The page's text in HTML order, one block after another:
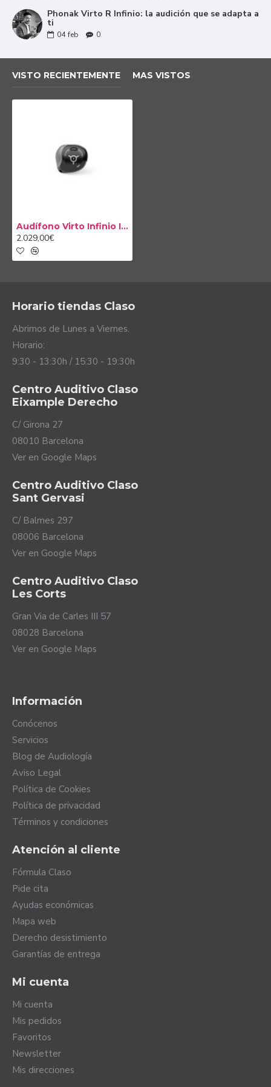
ambiente.
Speech Enhancer (Enfatizador del habla) está
especialmente suaves o en la distancia en los
ambientes sonoros más tranquilos. De esta
manera, debes esforzarte mucho menos para
entender aquellas personas que hablan
micrófonos en la dirección des de donde se
emite ya sea enfrente, a los lados o detrás. De
Cómodo en entornos
ruidosos
El peor enemigo de las personas con pérdida auditiva
son los entornos ruidosos y en constante cambio ya
que dificultan el entendimiento del habla. Los
audífonos Virto Infinio R incorporan un sensor de
movimientos y así mejorar el funcionamiento de tus
audífonos en esos ambientes más complicados.
tipos para adaptarse de una manera más precisa al
entorno que te rodea.
Si nos movemos, nuestro entorno sonoro va
cambiando sin parar. Los Virto Infinio R reconocen
si estás estático o desplazándote gracias a su
sensor de movimiento. De esta manera, varían su
funcionamiento de manera rápida y eficaz para
poder adaptarse a cualquier situación cambiante.
conversa aunque estés en movimiento.
totalmente distinto que otro que sucede de
golpe en un instante o un ruido suave que suena
sin parar. Estos sonidos tienen características
manera diferente dependiendo de la naturaleza
del ruido. Todo este funcionamiento es
totalmente automático pero puedes
personalizarlo en tiempo real gracias a la
aplicación móvil myPhonak.
Conectividad universal
Hoy en día vivimos conectados y tus Virto Infinio R no
se quedan atrás. Estos audífonos pueden emparejarse
con hasta ocho dispositivos con Bluetooth y
mantenerse conectados con dos aparatos diferentes a
la vez.
Virto Infinio R dispone de conectividad universal.
Phonak Virto R Infinio: la audición que se adapta a
ti
04 feb 0
VISTO RECIENTEMENTE MAS VISTOS
Audífono Virto Infinio I70 R
2.029,00€
Horario tiendas Claso
Abrimos de Lunes a Viernes.
Horario:
9:30 - 13:30h / 15:30 - 19:30h
Centro Auditivo Claso
Eixample Derecho
C/ Girona 27
08010 Barcelona
Ver en Google Maps
Centro Auditivo Claso
Sant Gervasi
C/ Balmes 297
08006 Barcelona
Ver en Google Maps
Centro Auditivo Claso
Les Corts
Gran Via de Carles III 57
08028 Barcelona
Ver en Google Maps
Información
Conócenos
Servicios
Blog de Audiología
Aviso Legal
Política de Cookies
Política de privacidad
Términos y condiciones
Atención al cliente
Fórmula Claso
Pide cita
Ayudas económicas
Mapa web
Derecho desistimiento
Garantías de entrega
Mi cuenta
Mi cuenta
Mis pedidos
Favoritos
Newsletter
Mis direcciones